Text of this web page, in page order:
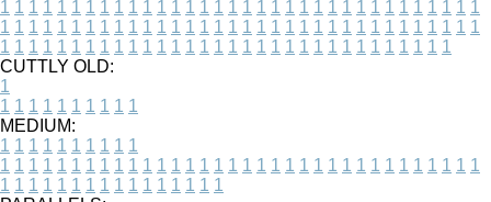
1 1 1 1 1 1 1 1 1 1 1 1 1 1 1 1 1 1 1 1 1 1 1 1 1 1 1 1 1 1 1 1 1 1
1 1 1 1 1 1 1 1 1 1 1 1 1 1 1 1 1 1 1 1 1 1 1 1 1 1 1 1 1 1 1 1 1 1
1 1 1 1 1 1 1 1 1 1 1 1 1 1 1 1 1 1 1 1 1 1 1 1 1 1 1 1 1 1 1 1
CUTTLY OLD:
1
1 1 1 1 1 1 1 1 1 1
MEDIUM:
1 1 1 1 1 1 1 1 1 1
1 1 1 1 1 1 1 1 1 1 1 1 1 1 1 1 1 1 1 1 1 1 1 1 1 1 1 1 1 1 1 1 1 1
1 1 1 1 1 1 1 1 1 1 1 1 1 1 1 1